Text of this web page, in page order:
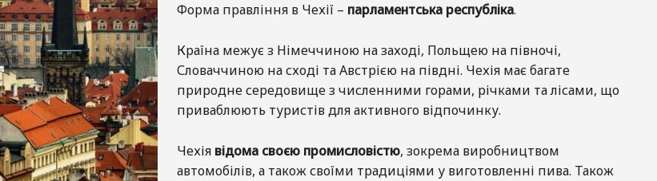
Форма правління в Чехії – парламентська республіка.
Країна межує з Німеччиною на заході, Польщею на півночі,
Словаччиною на сході та Австрією на півдні. Чехія має багате
природне середовище з численними горами, річками та лісами, що
приваблюють туристів для активного відпочинку.
Чехія відома своєю промисловістю, зокрема виробництвом
автомобілів, а також своїми традиціями у виготовленні пива. Також